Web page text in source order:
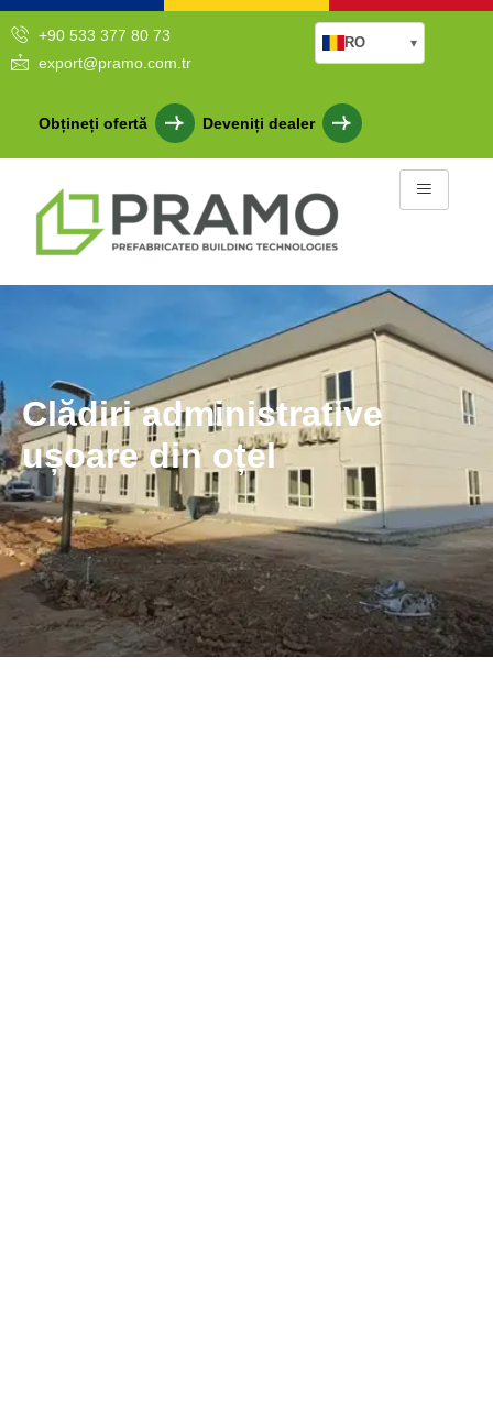
+90 533 377 80 73
export@pramo.com.tr
Obțineți ofertă Deveniți dealer
RO ▾
Clădiri administrative
ușoare din oțel